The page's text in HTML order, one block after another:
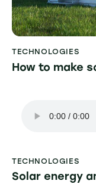
TECHNOLOGIES
How to make
TECHNOLOGIES
Solar energy